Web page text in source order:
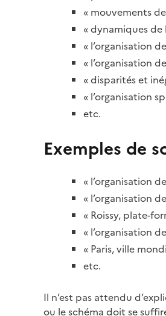
« mouvements
« dynamiques
« l’organisation
« l’organisation
« disparités et
« l’organisation
etc.
Exemples de
« l’organisation
« l’organisation
« Roissy, plate-
« l’organisation
« Paris, ville
etc.
Il n’est pas attendu
ou le schéma doit se